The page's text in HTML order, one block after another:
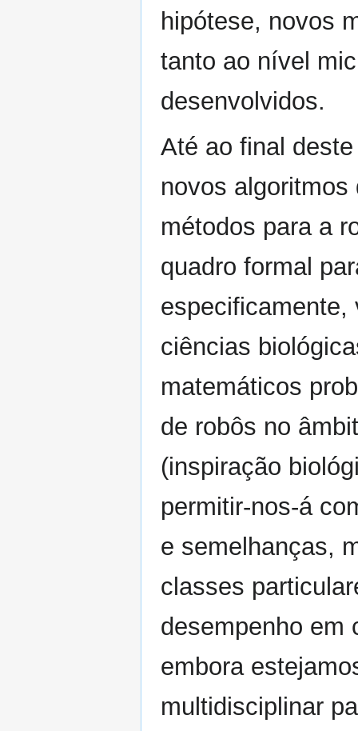
hipótese, novos
tanto ao nível
desenvolvidos.
Até ao final
novos
métodos para a
quadro formal
especificamente,
ciências
matemáticos
de robôs no
(inspiração
permitir-nos-á
e semelhanças,
classes
desempenho em
embora
multidisciplinar